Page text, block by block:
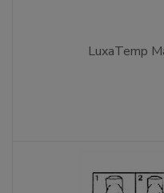
LuxaTemp